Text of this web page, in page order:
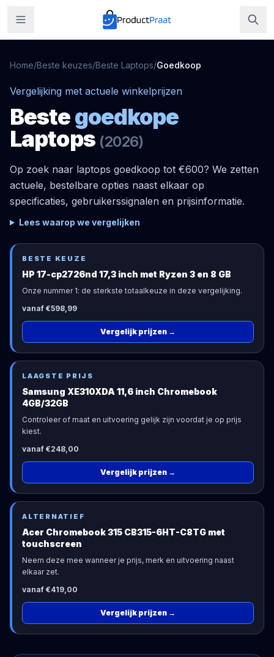
Home/Beste keuzes/Beste Laptops/Goedkoop
Vergelijking met actuele winkelprijzen
Bestegoedkope
Laptops (2026)
Op zoek naar laptops goedkoop tot €600? We zetten
actuele, bestelbare opties naast elkaar op
specificaties, gebruikerssignalen en prijsinformatie.
Lees waarop we vergelijken
BESTE KEUZE
HP 17-cp2726nd 17,3 inch met Ryzen 3 en 8 GB
Onze nummer 1: de sterkste totaalkeuze in deze vergelijking.
vanaf €598,99
Vergelijk prijzen →
LAAGSTE PRIJS
Samsung XE310XDA 11,6 inch Chromebook
4GB/32GB
Controleer of maat en uitvoering gelijk zijn voordat je op prijs
kiest.
vanaf €248,00
Vergelijk prijzen →
ALTERNATIEF
Acer Chromebook 315 CB315-6HT-C8TG met
touchscreen
Neem deze mee wanneer je prijs, merk en uitvoering naast
elkaar zet.
vanaf €419,00
Vergelijk prijzen →